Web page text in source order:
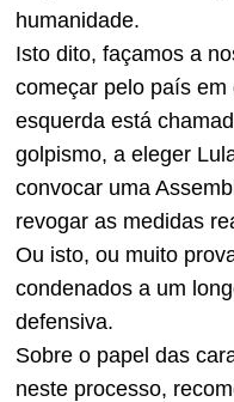
humanidade.
Isto dito, façamos a
começar pelo país
esquerda está
golpismo, a eleger
convocar uma
revogar as medidas
Ou isto, ou muito
condenados a um
defensiva.
Sobre o papel das
neste processo,